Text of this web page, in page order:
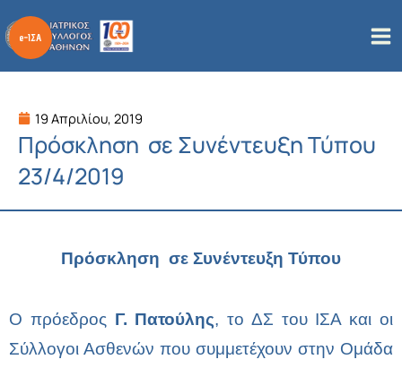
στο
περιεχόμενο
19 Απριλίου, 2019
Πρόσκληση σε Συνέντευξη Τύπου
23/4/2019
Πρόσκληση σε Συνέντευξη Τύπου
Ο πρόεδρος Γ. Πατούλης, το ΔΣ του ΙΣΑ και οι
Σύλλογοι Ασθενών που συμμετέχουν στην Ομάδα